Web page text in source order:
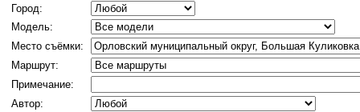
Город:
Модель:
Место съёмки:
Маршрут:
Примечание:
Автор: